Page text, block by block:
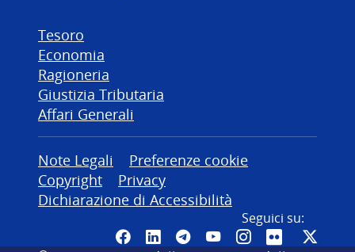
Tesoro
Economia
Ragioneria
Giustizia Tributaria
Affari Generali
Altre informazioni
Note Legali
Preferenze cookie
Copyright
Privacy
Dichiarazione di Accessibilità
Seguici su:
Pagina Facebook del MEF -
Canale LinkedIn del MEF
Canale Telegram del
Canale YouTube del
CanaleCanale